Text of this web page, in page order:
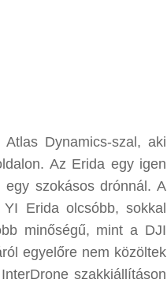
Dynamics-szal, aki
Az Erida egy igen
szokásos drónnál. A
Erida olcsóbb, sokkal
minőségű, mint a DJI
egyelőre nem közöltek
szakkiállításon